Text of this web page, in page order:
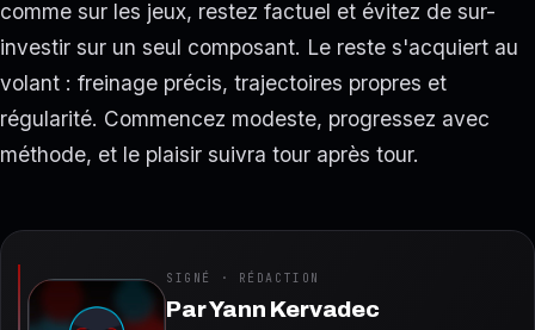
comme sur les jeux, restez factuel et évitez de sur-
investir sur un seul composant. Le reste s'acquiert au
volant : freinage précis, trajectoires propres et
régularité. Commencez modeste, progressez avec
méthode, et le plaisir suivra tour après tour.
SIGNÉ · RÉDACTION
ParYann Kervadec